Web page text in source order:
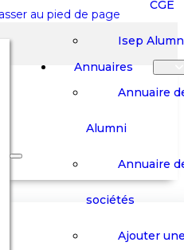
au pied de page
sur le site
CGE
Isep
Annuaires
Annuaire
Alumni
Annuaire
sociétés
Ajouter